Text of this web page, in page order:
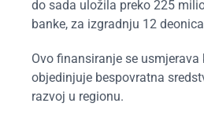
do sada uložila preko 225
banke, za izgradnju 12
Ovo finansiranje se usmjerava
objedinjuje bespovratna
razvoj u regionu.